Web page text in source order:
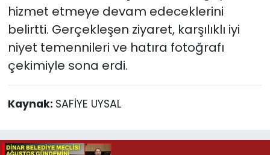
hizmet etmeye devam edeceklerini
belirtti. Gerçekleşen ziyaret, karşılıklı iyi
niyet temennileri ve hatıra fotoğrafı
çekimiyle sona erdi.
Kaynak: SAFİYE UYSAL